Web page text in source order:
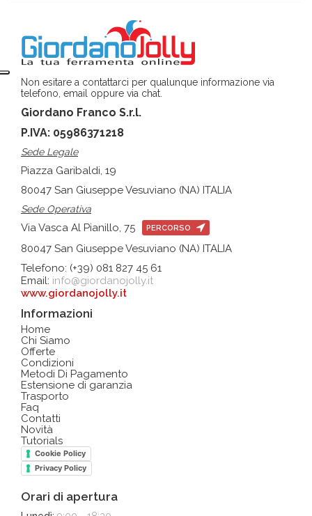
Non esitare a contattarci per qualunque informazione via
telefono, email oppure via chat.
Giordano Franco S.r.l.
P.IVA: 05986371218
Sede Legale
Piazza Garibaldi, 19
80047 San Giuseppe Vesuviano (NA) ITALIA
Sede Operativa
Via Vasca Al Pianillo, 75 PERCORSO
80047 San Giuseppe Vesuviano (NA) ITALIA
Telefono: (+39) 081 827 45 61
Email: info@giordanojolly.it
www.giordanojolly.it
Informazioni
Home
Chi Siamo
Offerte
Condizioni
Metodi Di Pagamento
Estensione di garanzia
Trasporto
Faq
Contatti
Novità
Tutorials
Cookie Policy
Privacy Policy
Orari di apertura